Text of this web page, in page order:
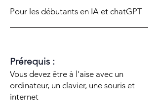
Pour les débutants en IA et chatGPT
Prérequis :
Vous devez être à l'aise avec un
ordinateur, un clavier, une souris et
internet